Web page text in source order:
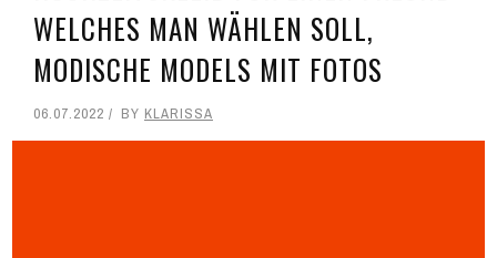
WELCHES MAN WÄHLEN SOLL,
MODISCHE MODELS MIT FOTOS
06.07.2022 BY KLARISSA